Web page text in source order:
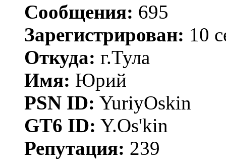
Сообщения: 695
Зарегистрирован: 10
Откуда: г.Тула
Имя: Юрий
PSN ID: YuriyOskin
GT6 ID: Y.Os'kin
Репутация: 239